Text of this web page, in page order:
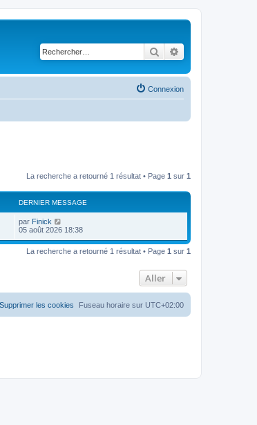
Rechercher
Connexion
La recherche a retourné 1 résultat • Page 1 sur 1
DERNIER MESSAGE
par Finick
05 août 2026 18:38
La recherche a retourné 1 résultat • Page 1 sur 1
Aller
Fuseau horaire sur UTC+02:00
Supprimer les cookies